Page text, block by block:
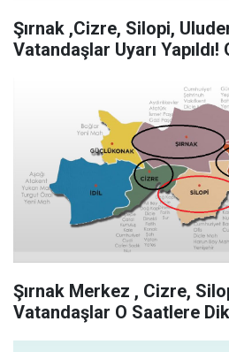
Şırnak ,Cizre, Silopi,
Vatandaşlar Uyarı
Şırnak Merkez , Cizre,
Vatandaşlar O Saatlere